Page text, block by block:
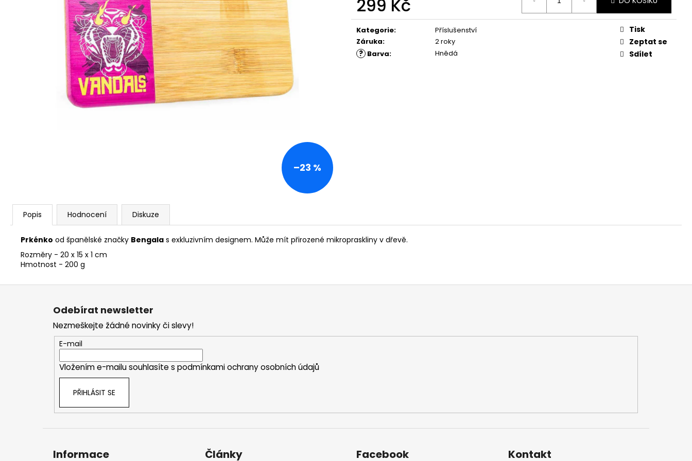
299 Kč
Měrná
cena:
Kategorie:
Příslušenství
Záruka: 2 roky
? Barva: Hnědá
Tisk
Zeptat se
Sdílet
–23 %
Popis Hodnocení Diskuze
Prkénko od španělské značky Bengala s exkluzivním designem. Může mít přirozené mikropraskliny v dřevě.
Rozměry - 20 x 15 x 1 cm
Hmotnost - 200 g
Z
Odebírat newsletter
Nezmeškejte žádné novinky či slevy!
E-mail
Vložením e-mailu souhlasíte s podmínkami ochrany osobních údajů
PŘIHLÁSIT SE
Informace Články Facebook Kontakt